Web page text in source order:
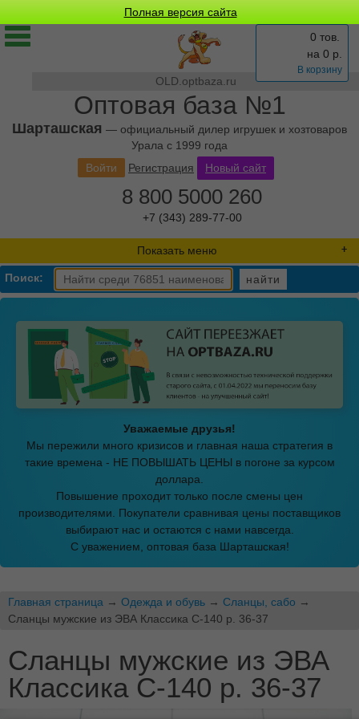
Полная версия сайта
OLD.optbaza.ru
Оптовая база №1
Шарташская — официальный дилер игрушек и хозтоваров
Урала с 1999 года
0 тов.
на 0 р.
В корзину
Войти Регистрация Новый сайт
8 800 5000 260
+7 (343) 289-77-00
Показать меню
Поиск: найти
Уважаемые друзья!
Мы пережили много кризисов и главная наша стратегия в
такие времена - НЕ ПОВЫШАТЬ ЦЕНЫ в погоне за курсом
доллара.
Повышение проходит только после смены цен
производителями. Покупатели сравнивая цены поставщиков
выбирают нас и остаются с нами навсегда.
С уважением, оптовая база Шарташская!
Главная страница → Одежда и обувь → Сланцы, сабо →
Сланцы мужские из ЭВА Классика С-140 р. 36-37
Сланцы мужские из ЭВА
Классика С-140 р. 36-37